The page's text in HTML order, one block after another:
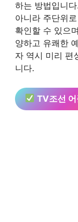
하는 방법입니
아니라 주단위
확인할 수 있으
양하고 유쾌한
자 역시 미리 편
니다.
TV조선